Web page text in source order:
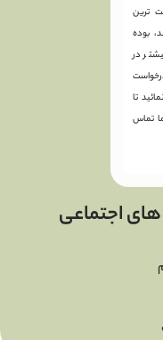
ترین
بوده
در
تا
تماس
اجتماعی